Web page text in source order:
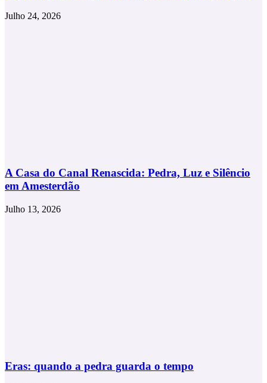
Julho 24, 2026
A Casa do Canal Renascida: Pedra, Luz e Silêncio
em Amesterdão
Julho 13, 2026
Eras: quando a pedra guarda o tempo